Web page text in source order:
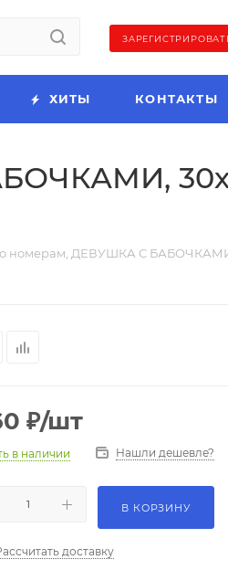
ХИТЫ КОНТАКТЫ
номерам, ДЕВУШКА С БАБОЧКАМИ,
₽/шт
в наличии Нашли дешевле?
В КОРЗИНУ
доставку